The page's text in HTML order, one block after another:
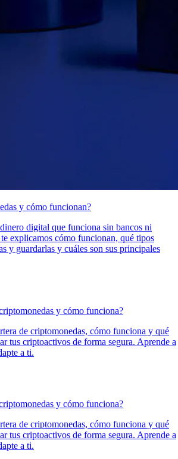
y cómo funcionan?
digital que funciona sin bancos ni
explicamos cómo funcionan, qué tipos
y guardarlas y cuáles son sus principales
y cómo funciona?
de criptomonedas, cómo funciona y qué
tus criptoactivos de forma segura. Aprende a
a ti.
y cómo funciona?
de criptomonedas, cómo funciona y qué
tus criptoactivos de forma segura. Aprende a
a ti.